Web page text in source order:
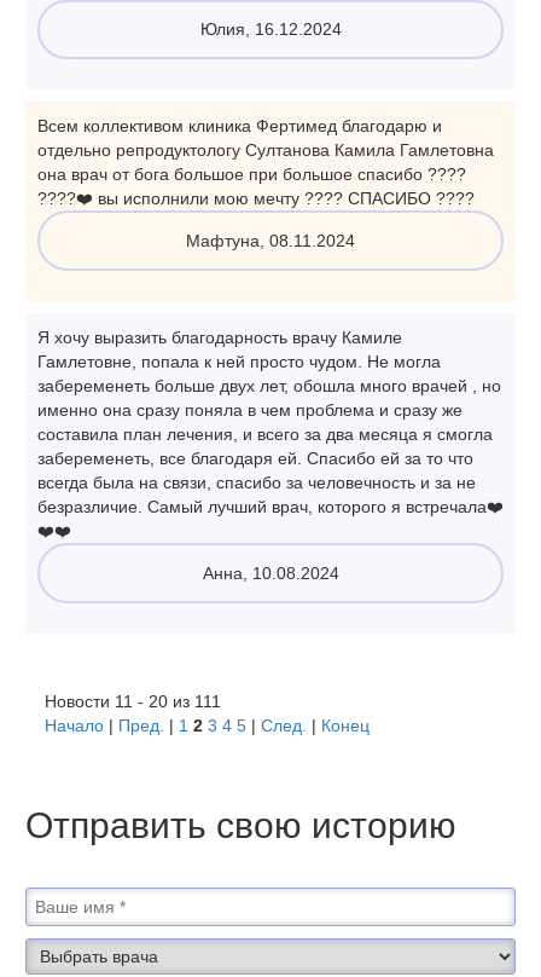
Юлия, 16.12.2024
Всем коллективом клиника Фертимед благодарю и
отдельно репродуктологу Султанова Камила Гамлетовна
она врач от бога большое при большое спасибо ????
????❤️ вы исполнили мою мечту ???? СПАСИБО ????
Мафтуна, 08.11.2024
Я хочу выразить благодарность врачу Камиле
Гамлетовне, попала к ней просто чудом. Не могла
забеременеть больше двух лет, обошла много врачей , но
именно она сразу поняла в чем проблема и сразу же
составила план лечения, и всего за два месяца я смогла
забеременеть, все благодаря ей. Спасибо ей за то что
всегда была на связи, спасибо за человечность и за не
безразличие. Самый лучший врач, которого я встречала❤️
❤️❤️
Анна, 10.08.2024
Новости 11 - 20 из 111
Начало | Пред. | 1 2 3 4 5 | След. | Конец
Отправить свою историю